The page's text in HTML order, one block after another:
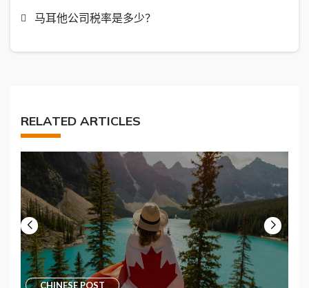
马耳他公司税率是多少？
RELATED ARTICLES
CHINESE POST